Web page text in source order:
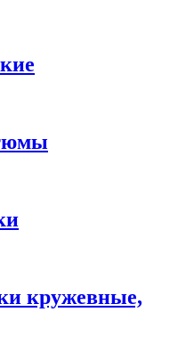
кружевные,